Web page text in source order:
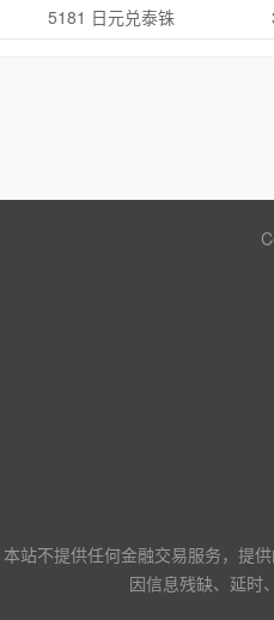
5181 日元兑泰铢
本站不提供任何金融交易服务，提
因信息残缺、延时